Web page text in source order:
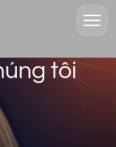
tôi